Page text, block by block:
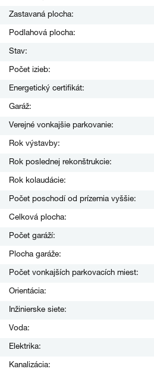
Zastavaná plocha:
Podlahová plocha:
Stav:
Počet izieb:
Energetický certifikát:
Garáž:
Verejné vonkajšie parkovanie:
Rok výstavby:
Rok poslednej rekonštrukcie:
Rok kolaudácie:
Počet poschodí od prízemia vyššie:
Celková plocha:
Počet garáží:
Plocha garáže:
Počet vonkajších parkovacích miest:
Orientácia:
Inžinierske siete:
Voda:
Elektrika:
Kanalizácia: